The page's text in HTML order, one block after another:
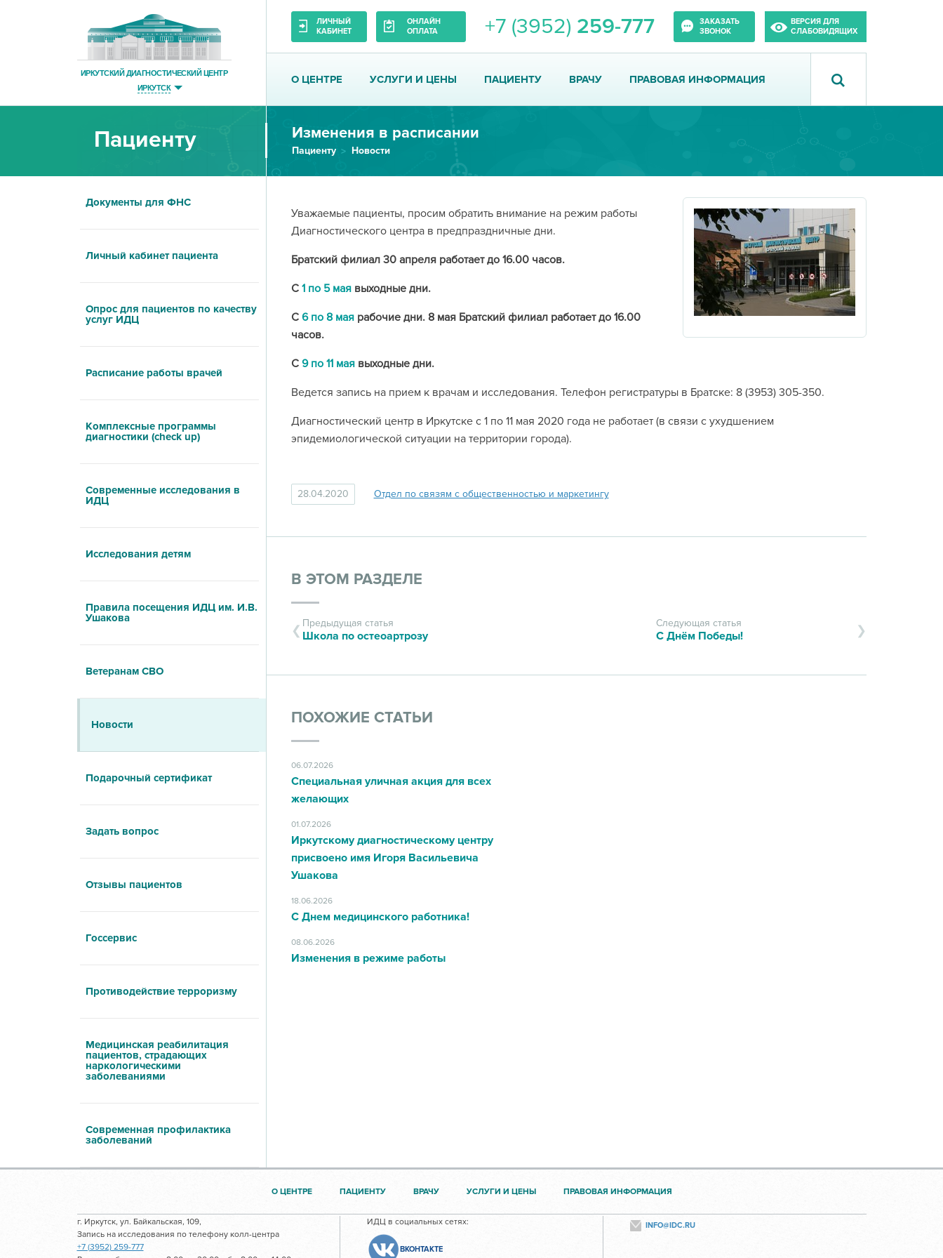
ИРКУТСКИЙ ДИАГНОСТИЧЕСКИЙ ЦЕНТР
ИРКУТСК
ЛИЧНЫЙ
КАБИНЕТ
ОНЛАЙН
ОПЛАТА
+7 (3952) 259-777
ЗАКАЗАТЬ
ЗВОНОК
ВЕРСИЯ ДЛЯ
СЛАБОВИДЯЩИХ
О ЦЕНТРЕ УСЛУГИ И ЦЕНЫ ПАЦИЕНТУ ВРАЧУ ПРАВОВАЯ ИНФОРМАЦИЯ
Пациенту Изменения в расписании
Пациенту Новости
Документы для ФНС
Личный кабинет пациента
Опрос для пациентов по качеству
услуг ИДЦ
Расписание работы врачей
Комплексные программы
диагностики (check up)
Современные исследования в
ИДЦ
Исследования детям
Правила посещения ИДЦ им. И.В.
Ушакова
Ветеранам СВО
Новости
Подарочный сертификат
Задать вопрос
Отзывы пациентов
Госсервис
Противодействие терроризму
Медицинская реабилитация
пациентов, страдающих
наркологическими
заболеваниями
Современная профилактика
заболеваний
Уважаемые пациенты, просим обратить внимание на режим работы
Диагностического центра в предпраздничные дни.
Братский филиал 30 апреля работает до 16.00 часов.
С 1 по 5 маявыходные дни.
С 6 по 8 маярабочие дни. 8 мая Братский филиал работает до 16.00
часов.
С 9 по 11 маявыходные дни.
Ведется запись на прием к врачам и исследования. Телефон регистратуры в Братске: 8 (3953) 305-350.
Диагностический центр в Иркутске с 1 по 11 мая 2020 года не работает (в связи с ухудшением
эпидемиологической ситуации на территории города).
28.04.2020 Отдел по связям с общественностью и маркетингу
В ЭТОМ РАЗДЕЛЕ
Предыдущая статья
Школа по остеоартрозу
Следующая статья
С Днём Победы!
ПОХОЖИЕ СТАТЬИ
06.07.2026
Специальная уличная акция для всех
желающих
01.07.2026
Иркутскому диагностическому центру
присвоено имя Игоря Васильевича
Ушакова
18.06.2026
С Днем медицинского работника!
08.06.2026
Изменения в режиме работы
О ЦЕНТРЕ ПАЦИЕНТУ ВРАЧУ УСЛУГИ И ЦЕНЫ ПРАВОВАЯ ИНФОРМАЦИЯ
г. Иркутск, ул. Байкальская, 109,
Запись на исследования по телефону колл-центра
+7 (3952) 259-777
ИДЦ в социальных сетях:
ВКОНТАКТЕ
INFO@IDC.RU